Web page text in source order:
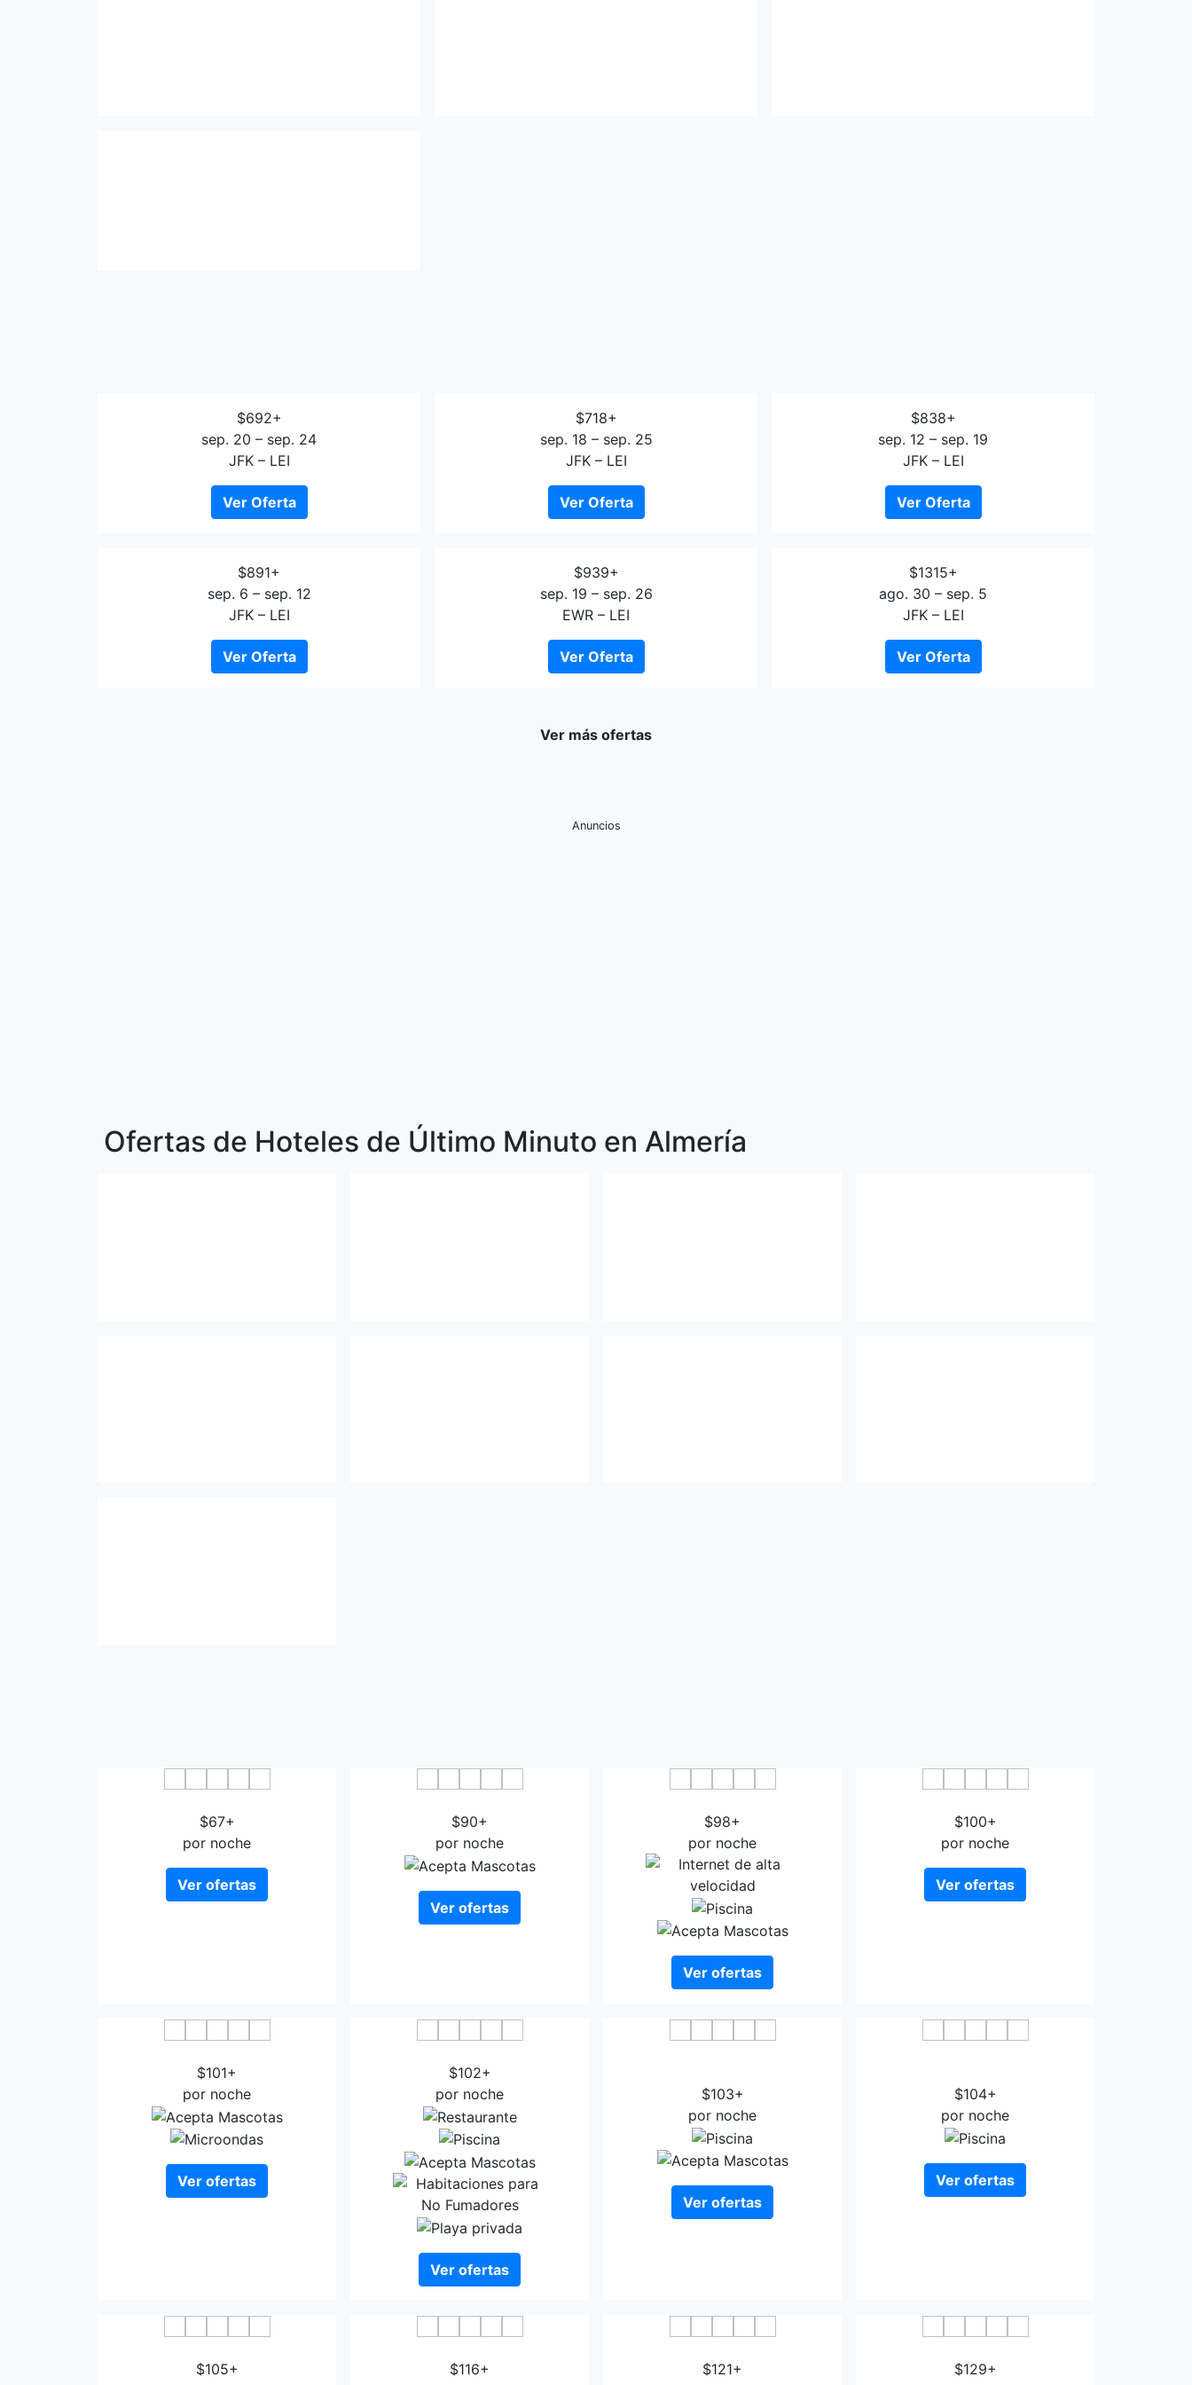
$692+
sep. 20 – sep. 24
JFK – LEI
Ver Oferta
$718+
sep. 18 – sep. 25
JFK – LEI
Ver Oferta
$838+
sep. 12 – sep. 19
JFK – LEI
Ver Oferta
$891+
sep. 6 – sep. 12
JFK – LEI
Ver Oferta
$939+
sep. 19 – sep. 26
EWR – LEI
Ver Oferta
$1315+
ago. 30 – sep. 5
JFK – LEI
Ver Oferta
Ver más ofertas
Anuncios
Ofertas de Hoteles de Último Minuto en Almería
$67+
por noche
Ver ofertas
$90+
por noche
Ver ofertas
$98+
por noche
Ver ofertas
$100+
por noche
Ver ofertas
$101+
por noche
Ver ofertas
$102+
por noche
Ver ofertas
$103+
por noche
Ver ofertas
$104+
por noche
Ver ofertas
$105+
$116+
$121+
$129+